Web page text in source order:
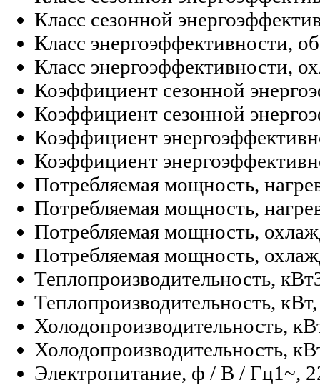
Класс сезонной
Класс энергоэффективности,
Класс энергоэффективности,
Коэффициент сезонной
Коэффициент сезонной
Коэффициент
Коэффициент
Потребляемая мощность,
Потребляемая мощность,
Потребляемая мощность,
Потребляемая мощность,
Теплопроизводительность, кВт
Теплопроизводительность,
Холодопроизводительность,
Холодопроизводительность,
Электропитание, ф / В / Гц1~,